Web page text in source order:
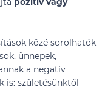
közé sorolhatók
ünnepek,
a negatív
is: születésünktől